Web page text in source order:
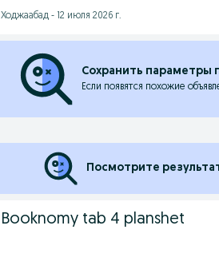
Ходжаабад - 12 июля 2026 г.
Сохранить параметры
Если появятся похожие
Посмотрите
Booknomy tab 4 planshet